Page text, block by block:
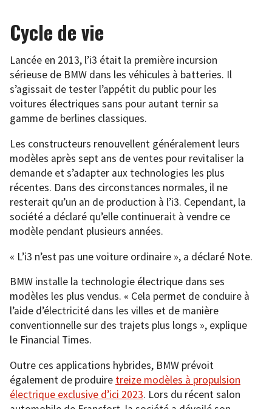
Cycle de vie
Lancée en 2013, l’i3 était la première incursion
sérieuse de BMW dans les véhicules à batteries. Il
s’agissait de tester l’appétit du public pour les
voitures électriques sans pour autant ternir sa
gamme de berlines classiques.
Les constructeurs renouvellent généralement leurs
modèles après sept ans de ventes pour revitaliser la
demande et s’adapter aux technologies les plus
récentes. Dans des circonstances normales, il ne
resterait qu’un an de production à l’i3. Cependant, la
société a déclaré qu’elle continuerait à vendre ce
modèle pendant plusieurs années.
« L’i3 n’est pas une voiture ordinaire », a déclaré Note.
BMW installe la technologie électrique dans ses
modèles les plus vendus. « Cela permet de conduire à
l’aide d’électricité dans les villes et de manière
conventionnelle sur des trajets plus longs », explique
le Financial Times.
Outre ces applications hybrides, BMW prévoit
également de produire treize modèles à propulsion
électrique exclusive d’ici 2023. Lors du récent salon